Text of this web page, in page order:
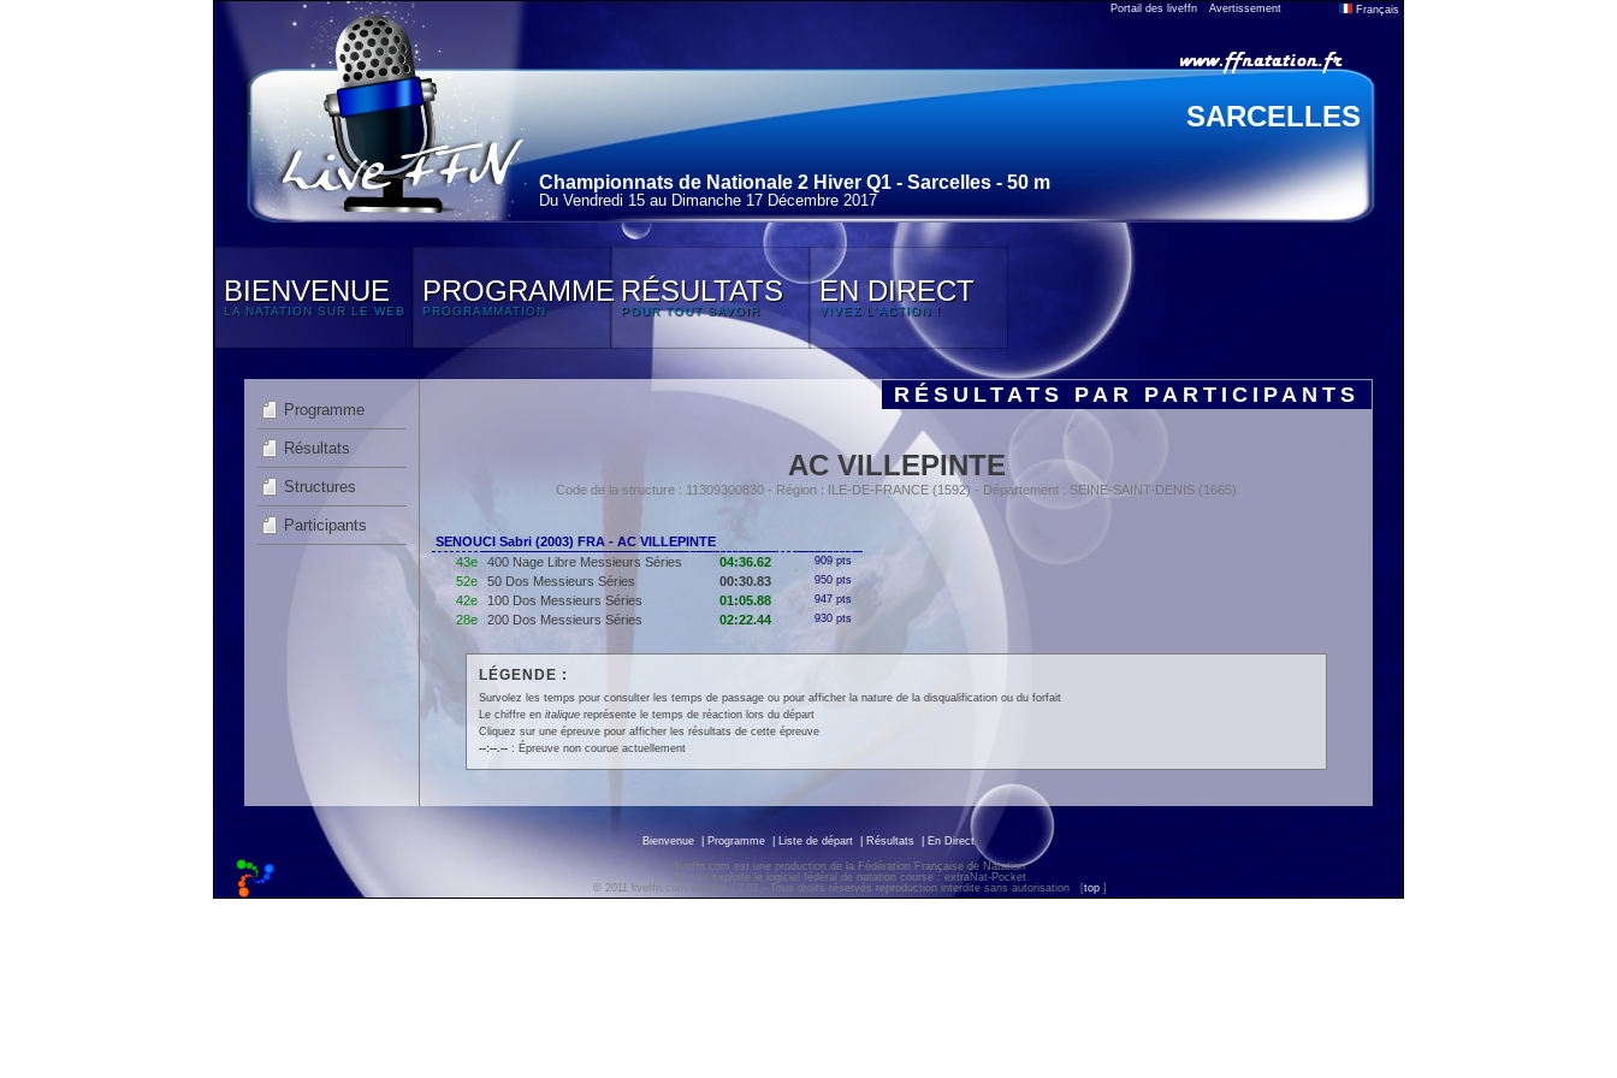
Portail des liveffn Avertissement Français
SARCELLES
Championnats de Nationale 2 Hiver Q1 - Sarcelles - 50 m
Du Vendredi 15 au Dimanche 17 Décembre 2017
BIENVENUE
LA NATATION SUR LE WEB
PROGRAMME
PROGRAMMATION
RÉSULTATS
POUR TOUT SAVOIR
EN DIRECT
VIVEZ L'ACTION !
Programme
Résultats
Structures
Participants
RÉSULTATS PAR PARTICIPANTS
AC VILLEPINTE
Code de la structure : 11309300830 - Région : ILE-DE-FRANCE (1592) - Département : SEINE-SAINT-DENIS (1665)
SENOUCI Sabri (2003) FRA - AC VILLEPINTE
43e
400 Nage Libre Messieurs Séries 04:36.62 909 pts
52e 50 Dos Messieurs Séries 00:30.83 950 pts
42e 100 Dos Messieurs Séries 01:05.88 947 pts
28e 200 Dos Messieurs Séries 02:22.44 930 pts
LÉGENDE :
Survolez les temps pour consulter les temps de passage ou pour afficher la nature de la disqualification ou du forfait
Le chiffre en italiquereprésente le temps de réaction lors du départ
Cliquez sur une épreuve pour afficher les résultats de cette épreuve
--:--.--: Épreuve non courue actuellement
Bienvenue Programme Liste de départ Résultats En Direct
liveffn.com est une production de la Fédération Française de Natation
Ce site exploite le logiciel fédéral de natation course : extraNat-Pocket
© 2011 liveffn.com version : 2.01 - Tous droits réservés reproduction interdite sans autorisation
[top ]